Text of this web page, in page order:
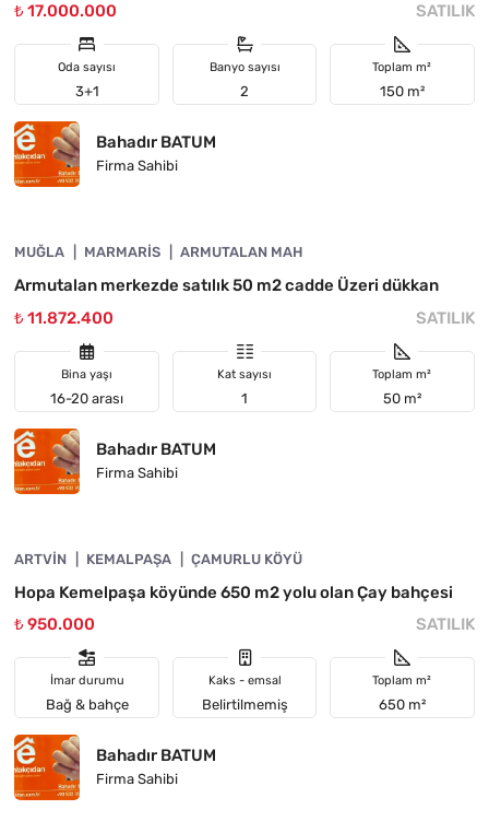
₺ 17.000.000
SATILIK
Oda sayısı
3+1
Banyo sayısı
2
Toplam m²
150 m²
Bahadır BATUM
Firma Sahibi
ÖNE ÇIKAN
MUĞLA MARMARIS ARMUTALAN MAH
Armutalan merkezde satılık 50 m2 cadde Üzeri dükkan
₺ 11.872.400
SATILIK
Bina yaşı
16-20 arası
Kat sayısı
1
Toplam m²
50 m²
Bahadır BATUM
Firma Sahibi
ACIL
ARTVIN KEMALPAŞA ÇAMURLU KÖYÜ
Hopa Kemelpaşa köyünde 650 m2 yolu olan Çay bahçesi
₺ 950.000
SATILIK
İmar durumu
Bağ & bahçe
Kaks - emsal
Belirtilmemiş
Toplam m²
650 m²
Bahadır BATUM
Firma Sahibi